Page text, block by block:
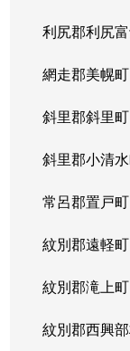
利尻郡利尻
網走郡美幌町
斜里郡斜里町
斜里郡小清
常呂郡置戸町
紋別郡遠軽町
紋別郡滝上町
紋別郡西興